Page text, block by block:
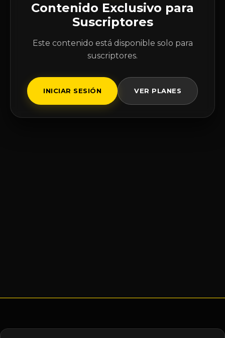
Contenido Exclusivo para
Suscriptores
Este contenido está disponible solo para
suscriptores.
INICIAR SESIÓN VER PLANES